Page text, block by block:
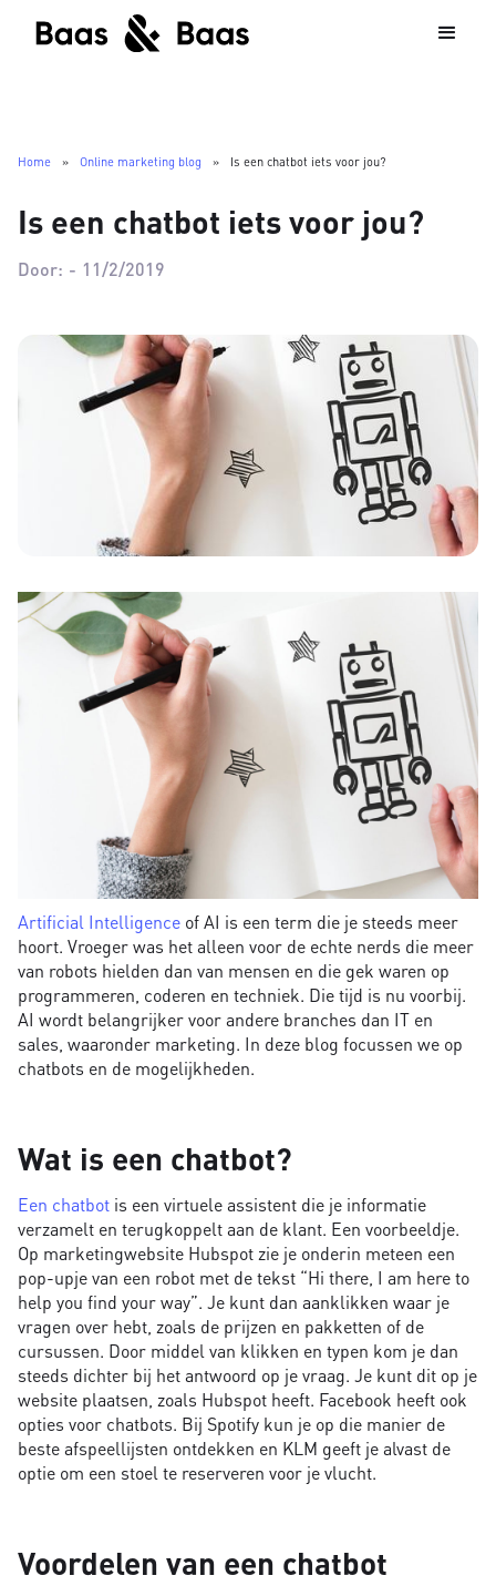
Home » Online marketing blog » Is een chatbot iets voor jou?
Is een chatbot iets voor jou?
Door: - 11/2/2019
Artificial Intelligence of AI is een term die je steeds meer
hoort. Vroeger was het alleen voor de echte nerds die meer
van robots hielden dan van mensen en die gek waren op
programmeren, coderen en techniek. Die tijd is nu voorbij.
AI wordt belangrijker voor andere branches dan IT en
sales, waaronder marketing. In deze blog focussen we op
chatbots en de mogelijkheden.
Wat is een chatbot?
Een chatbot is een virtuele assistent die je informatie
verzamelt en terugkoppelt aan de klant. Een voorbeeldje.
Op marketingwebsite Hubspot zie je onderin meteen een
pop-upje van een robot met de tekst “Hi there, I am here to
help you find your way”. Je kunt dan aanklikken waar je
vragen over hebt, zoals de prijzen en pakketten of de
cursussen. Door middel van klikken en typen kom je dan
steeds dichter bij het antwoord op je vraag. Je kunt dit op je
website plaatsen, zoals Hubspot heeft. Facebook heeft ook
opties voor chatbots. Bij Spotify kun je op die manier de
beste afspeellijsten ontdekken en KLM geeft je alvast de
optie om een stoel te reserveren voor je vlucht.
Voordelen van een chatbot